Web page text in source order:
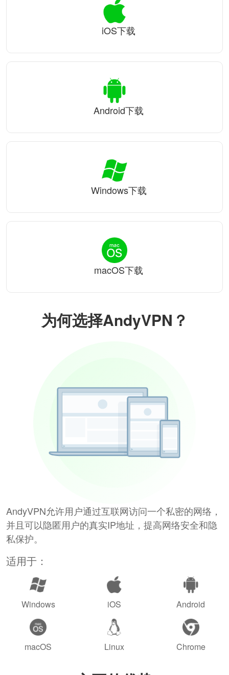
为何选择AndyVPN？
AndyVPN允许用户通过互联网访问一个私密的网络，
并且可以隐匿用户的真实IP地址，提高网络安全和隐
私保护。
适用于：
Windows iOS Android
macOS Linux Chrome
iOS下载
Android下载
Windows下载
macOS下载